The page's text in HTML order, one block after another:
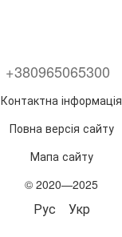
+380965065300
Контактна інформація
Повна версія сайту
Мапа сайту
© 2020—2025
Рус Укр